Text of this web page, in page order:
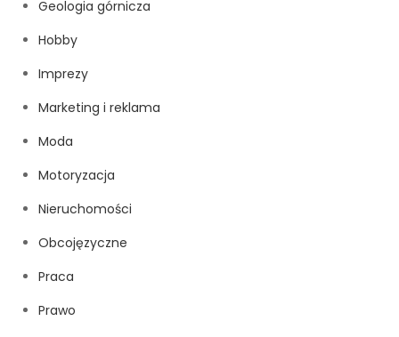
Geologia górnicza
Hobby
Imprezy
Marketing i reklama
Moda
Motoryzacja
Nieruchomości
Obcojęzyczne
Praca
Prawo